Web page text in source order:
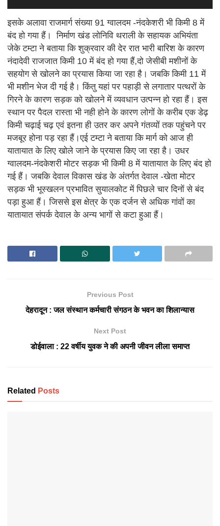
इसके अलावा राजमार्ग संख्या 91 ग्वालदम -नंदकेशरी भी किमी 8 में
बंद हो गया हैं। निर्माण खंड लोनिवि थराली के सहायक अभियंता
जेके टम्टा ने बताया कि शुक्रवार की देर रात भारी बारिश के कारण
नंदादेवी राजजात किमी 10 में बंद हो गया हैं,दो जेसीबी मशीनों के
सहयोग से खोलने का प्रयास किया जा रहा है। जबकि किमी 11 में
भी मशीन भेज दी गई है। किंतु यहां पर पहाड़ी से लगातार पत्थरों के
गिरने के कारण सड़क को खोलने में व्यवधान उत्पन्न हो रहा हैं। इस
स्थान पर पैदल रास्ता भी नही होने के कारण लोगों के करीब एक डेढ़
किमी चढ़ाई चढ़ एवं इतना ही उतर कर अपने गंतव्यों तक पहुंचने पर
मजबूर होना पड़ रहा हैं।एई टम्टा ने बताया कि मार्ग को आज ही
यातायात के लिए खोले जाने के प्रयास किए जा रहा है। उधर
ग्वालदम-नंदकेशरी मोटर सड़क भी किमी 8 में यातायात के लिए बंद हो
गई हैं। जबकि देवाल विकास खंड के अंतर्गत देवाल -खेता मोटर
सड़क भी भूस्खलन प्रभावित सुयालकोट में पिछले चार दिनों से बंद
पड़ा हुआ हैं। जिससे इस क्षेत्र के एक दर्जन से अधिक गांवों का
यातायात संपर्क देवाल के अन्य भागों से कटा हुआ हैं।
Previous Post
देहरादून : जल संस्थान कर्मचारी संगठन के भवन का शिलान्यास
Next Post
डोईवाला : 22 वर्षीय युवक ने की अपनी जीवन लीला समाप्त
Related Posts